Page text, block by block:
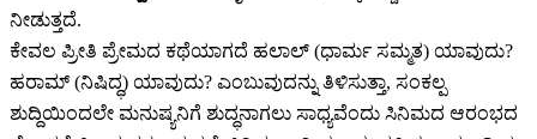
ನೀಡುತ್ತದೆ.
ಕೇವಲ ಪ್ರೀತಿ ಪ್ರೇಮದ ಕಥೆಯಾಗದೆ ಹಲಾಲ್ (ಧಾರ್ಮ ಸಮ್ಮತ) ಯಾವುದು?
ಹರಾಮ್ (ನಿಷಿದ್ಧ) ಯಾವುದು? ಎಂಬುವುದನ್ನು ತಿಳಿಸುತ್ತಾ, ಸಂಕಲ್ಪ
ಶುದ್ದಿಯಿಂದಲೇ ಮನುಷ್ಯನಿಗೆ ಶುದ್ಧನಾಗಲು ಸಾಧ್ಯವೆಂದು ಸಿನಿಮದ ಆರಂಭದ